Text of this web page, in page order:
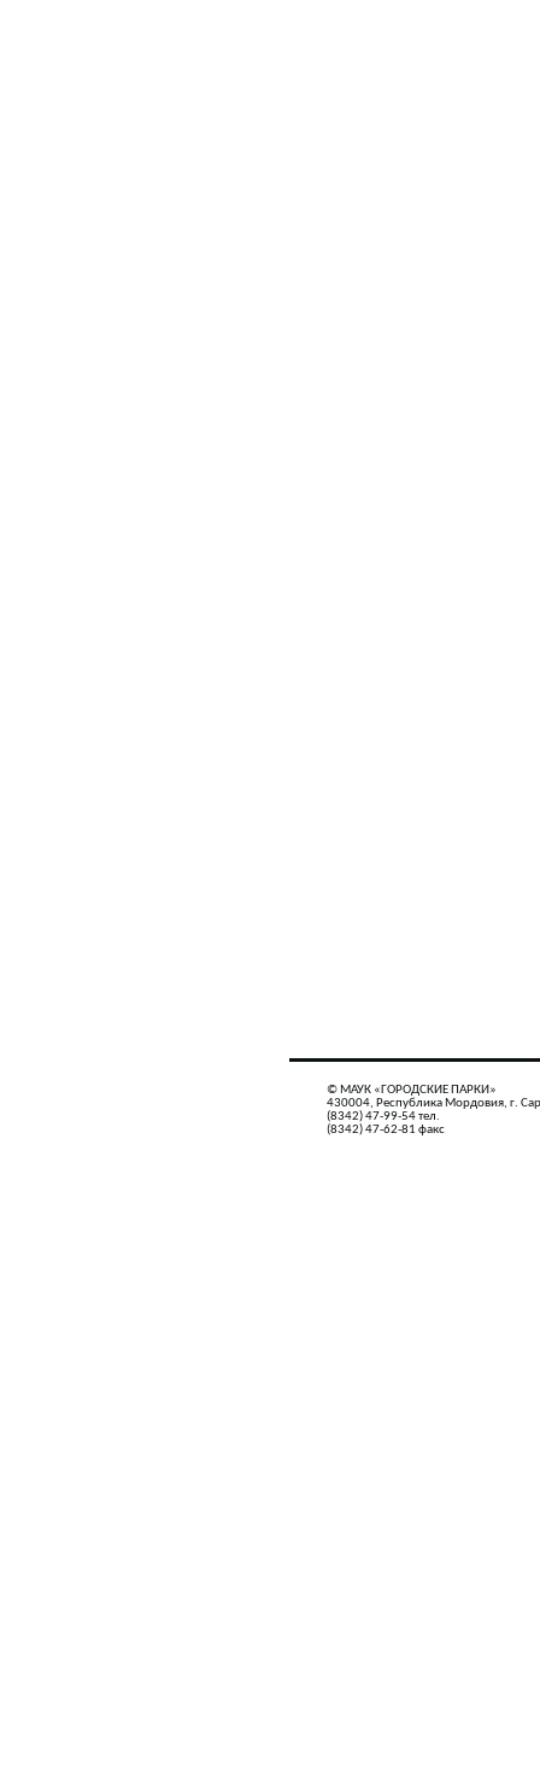
© МАУК «ГОРОДСКИЕ ПАРКИ»
430004, Республика Мордовия, г.
(8342) 47-99-54 тел.
(8342) 47-62-81 факс